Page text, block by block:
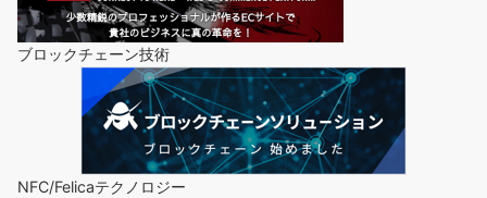
ブロックチェーン技術
NFC/Felicaテクノロジー